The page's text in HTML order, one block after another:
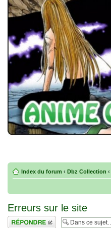
Index du forum ‹ Dbz Collection ‹
Erreurs sur le site
Répondre